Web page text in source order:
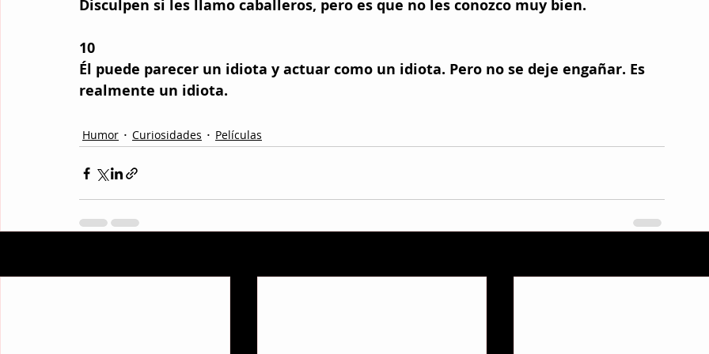
Disculpen si les llamo caballeros, pero es que no les conozco muy bien.
10
Él puede parecer un idiota y actuar como un idiota. Pero no se deje engañar. Es
realmente un idiota.
Humor Curiosidades Películas